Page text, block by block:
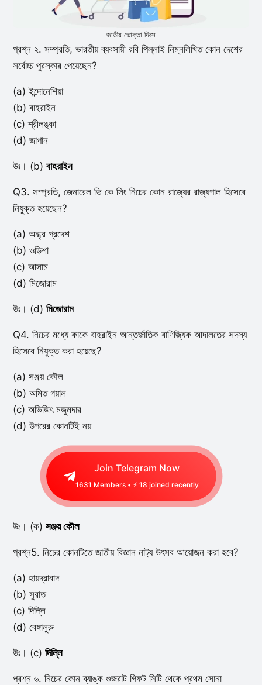
জাতীয় ভোক্তা দিবস
প্রশ্ন ২. সম্প্রতি, ভারতীয় ব্যবসায়ী রবি পিল্লাই নিম্নলিখিত কোন দেশের
সর্বোচ্চ পুরস্কার পেয়েছেন?
(a) ইন্দোনেশিয়া
(b) বাহরাইন
(c) শ্রীলঙ্কা
(d) জাপান
উঃ। (b) বাহরাইন
Q3. সম্প্রতি, জেনারেল ভি কে সিং নিচের কোন রাজ্যের রাজ্যপাল হিসেবে
নিযুক্ত হয়েছেন?
(a) অন্ধ্র প্রদেশ
(b) ওড়িশা
(c) আসাম
(d) মিজোরাম
উঃ। (d) মিজোরাম
Q4. নিচের মধ্যে কাকে বাহরাইন আন্তর্জাতিক বাণিজ্যিক আদালতের সদস্য
হিসেবে নিযুক্ত করা হয়েছে?
(a) সঞ্জয় কৌল
(b) অমিত গয়াল
(c) অভিজিৎ মজুমদার
(d) উপরের কোনটিই নয়
Join Telegram Now
1631 Members • ⚡ 18 joined recently
উঃ। (ক) সঞ্জয় কৌল
প্রশ্ন5. নিচের কোনটিতে জাতীয় বিজ্ঞান নাট্য উৎসব আয়োজন করা হবে?
(a) হায়দ্রাবাদ
(b) সুরাত
(c) দিল্লি
(d) বেঙ্গালুরু
উঃ। (c) দিল্লি
প্রশ্ন ৬. নিচের কোন ব্যাঙ্ক গুজরাট গিফট সিটি থেকে প্রথম সোনা